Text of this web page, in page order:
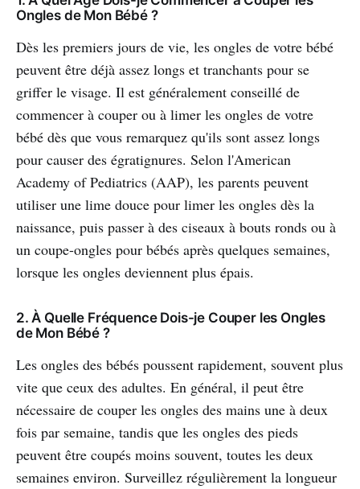
Ongles de Mon Bébé ?
Dès les premiers jours de vie, les ongles de votre bébé
peuvent être déjà assez longs et tranchants pour se
griffer le visage. Il est généralement conseillé de
commencer à couper ou à limer les ongles de votre
bébé dès que vous remarquez qu'ils sont assez longs
pour causer des égratignures. Selon l'American
Academy of Pediatrics (AAP), les parents peuvent
utiliser une lime douce pour limer les ongles dès la
naissance, puis passer à des ciseaux à bouts ronds ou à
un coupe-ongles pour bébés après quelques semaines,
lorsque les ongles deviennent plus épais.
2. À Quelle Fréquence Dois-je Couper les Ongles
de Mon Bébé ?
Les ongles des bébés poussent rapidement, souvent plus
vite que ceux des adultes. En général, il peut être
nécessaire de couper les ongles des mains une à deux
fois par semaine, tandis que les ongles des pieds
peuvent être coupés moins souvent, toutes les deux
semaines environ. Surveillez régulièrement la longueur